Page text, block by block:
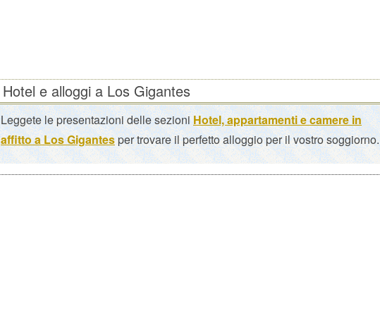
Hotel e alloggi a Los Gigantes
Leggete le presentazioni delle sezioni Hotel, appartamenti e camere in
affitto a Los Gigantesper trovare il perfetto alloggio per il vostro soggiorno.